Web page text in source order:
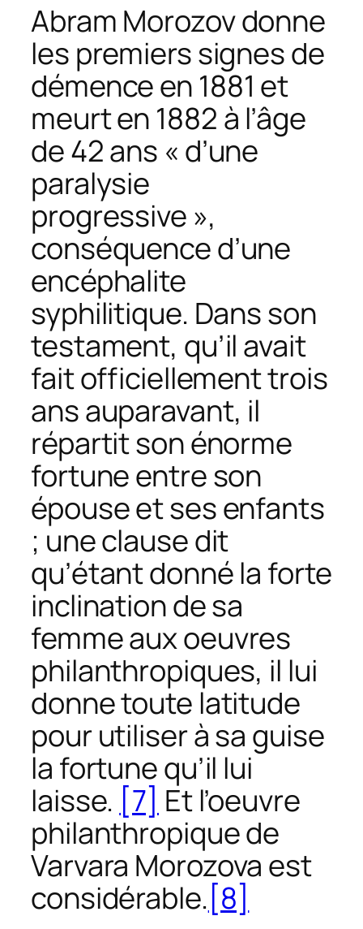
Abram Morozov donne
les premiers signes de
démence en 1881 et
meurt en 1882 à l’âge
de 42 ans « d’une
paralysie
progressive »,
conséquence d’une
encéphalite
syphilitique. Dans son
testament, qu’il avait
fait officiellement trois
ans auparavant, il
répartit son énorme
fortune entre son
épouse et ses enfants
; une clause dit
qu’étant donné la forte
inclination de sa
femme aux oeuvres
philanthropiques, il lui
donne toute latitude
pour utiliser à sa guise
la fortune qu’il lui
laisse. [7] Et l’oeuvre
philanthropique de
Varvara Morozova est
considérable.[8]